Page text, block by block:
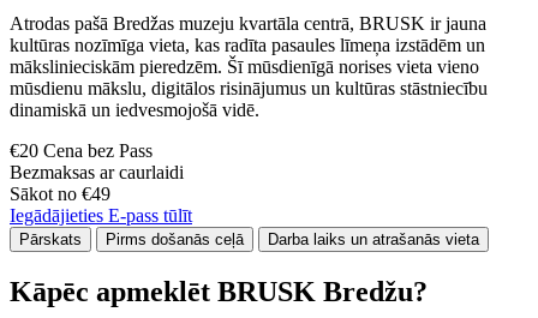
Atrodas pašā Bredžas muzeju kvartāla centrā, BRUSK ir jauna
kultūras nozīmīga vieta, kas radīta pasaules līmeņa izstādēm un
mākslinieciskām pieredzēm. Šī mūsdienīgā norises vieta vieno
mūsdienu mākslu, digitālos risinājumus un kultūras stāstniecību
dinamiskā un iedvesmojošā vidē.
€20 Cena bez Pass
Bezmaksas ar caurlaidi
Sākot no €49
Iegādājieties E-pass tūlīt
Pārskats Pirms došanās ceļā Darba laiks un atrašanās vieta
Kāpēc apmeklēt BRUSK Bredžu?